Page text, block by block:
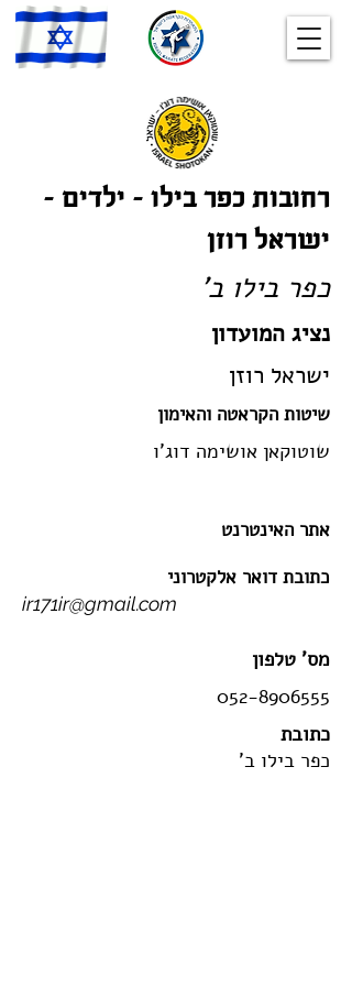
רחובות כפר בילו – ילדים –
ישראל רוזן
כפר בילו ב'
נציג המועדון
ישראל רוזן
שיטות הקראטה והאימון
שוטוקאן אושימה דוג'ו
אתר האינטרנט
כתובת דואר אלקטרוני
ir171ir@gmail.com
מס' טלפון
052-8906555
כתובת
כפר בילו ב'